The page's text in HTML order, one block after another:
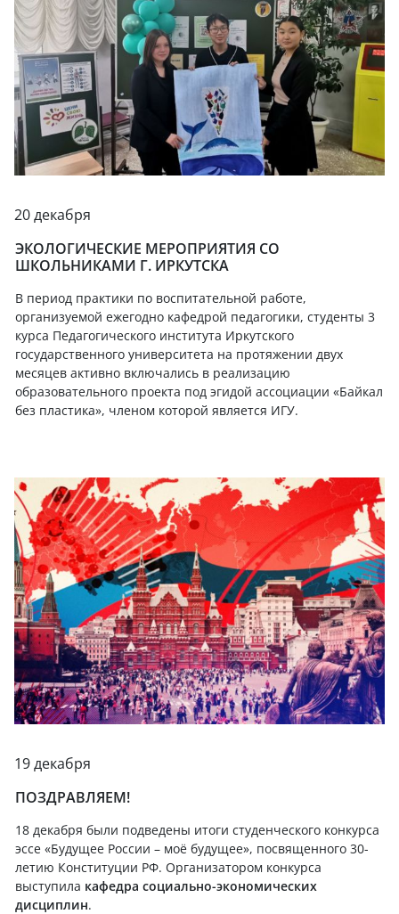
20 декабря
ЭКОЛОГИЧЕСКИЕ МЕРОПРИЯТИЯ СО
ШКОЛЬНИКАМИ Г. ИРКУТСКА
В период практики по воспитательной работе,
организуемой ежегодно кафедрой педагогики, студенты 3
курса Педагогического института Иркутского
государственного университета на протяжении двух
месяцев активно включались в реализацию
образовательного проекта под эгидой ассоциации «Байкал
без пластика», членом которой является ИГУ.
19 декабря
ПОЗДРАВЛЯЕМ!
18 декабря были подведены итоги студенческого конкурса
эссе «Будущее России – моё будущее», посвященного 30-
летию Конституции РФ. Организатором конкурса
выступила кафедра социально-экономических
дисциплин.